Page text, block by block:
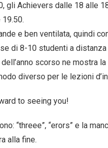
gli Achievers dalle 18 alle
e ben ventilata, quindi
di 8-10 studenti a
scorso ne mostra
diverso per le lezioni
to seeing you!
“threee”, “erors” e la
alla fine.